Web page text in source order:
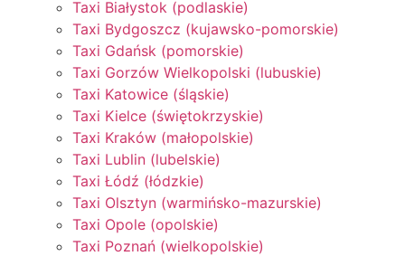
Taxi Białystok (podlaskie)
Taxi Bydgoszcz (kujawsko-pomorskie)
Taxi Gdańsk (pomorskie)
Taxi Gorzów Wielkopolski (lubuskie)
Taxi Katowice (śląskie)
Taxi Kielce (świętokrzyskie)
Taxi Kraków (małopolskie)
Taxi Lublin (lubelskie)
Taxi Łódź (łódzkie)
Taxi Olsztyn (warmińsko-mazurskie)
Taxi Opole (opolskie)
Taxi Poznań (wielkopolskie)